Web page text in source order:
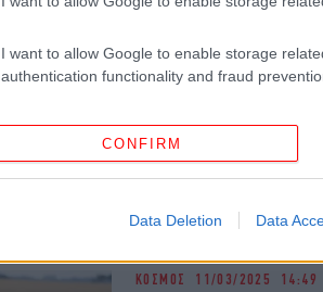
I want to allow Google to enable storage
authentication functionality and fraud
CONFIRM
Data Deletion Data
Μελέτη σε ποντίκια
ανέλπιστη σύνδεση
ΚΟΣΜΟΣ 11/03/2025 14:49